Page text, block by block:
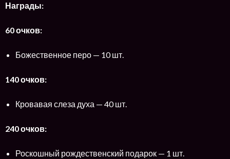
Награды:
60 очков:
Божественное перо — 10 шт.
140 очков:
Кровавая слеза духа — 40 шт.
240 очков:
Роскошный рождественский подарок — 1 шт.